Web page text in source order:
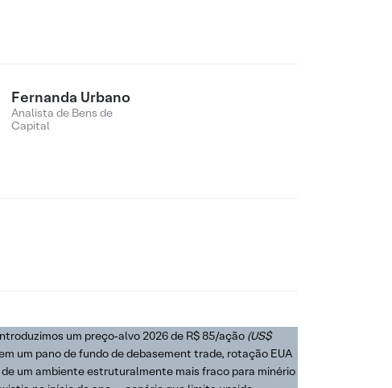
Fernanda Urbano
Analista de Bens de
Capital
um preço‑alvo 2026 de R$ 85/ação (US$
um pano de fundo de debasement trade, rotação EUA
um ambiente estruturalmente mais fraco para minério